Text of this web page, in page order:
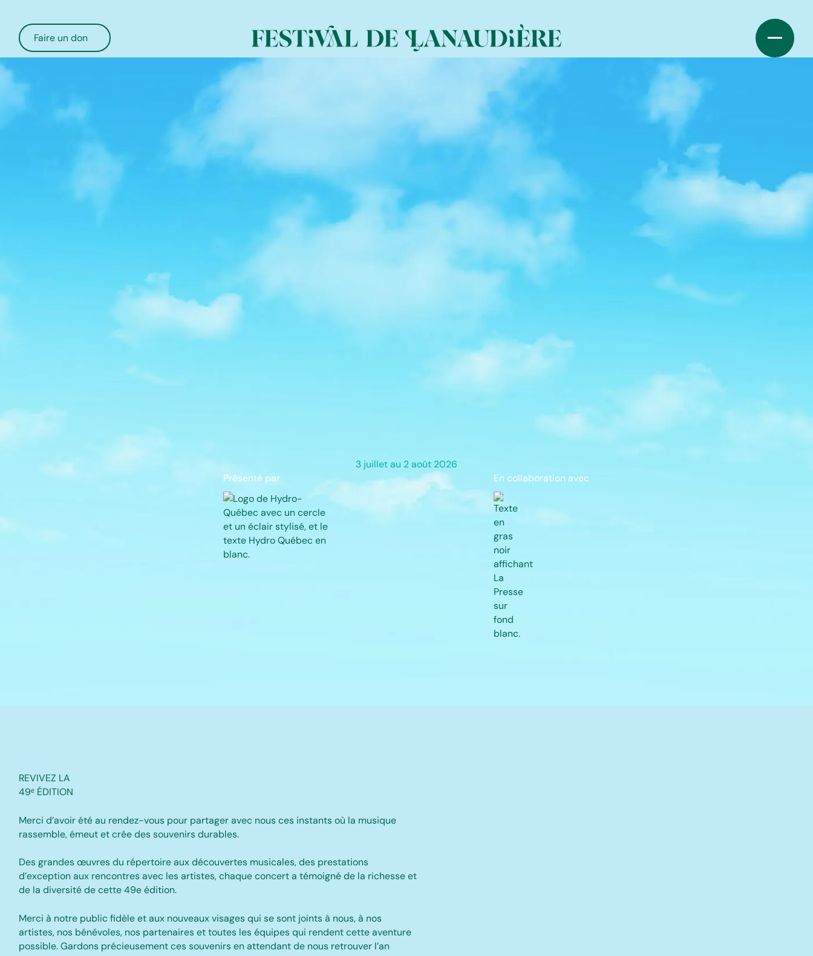
Faire un don
LE
PLUS
GRAND
FESTIVAL3 juillet au 2 août 2026
Présenté par
En collaboration avec
REVIVEZ LA
49ᵉ ÉDITION
Merci d’avoir été au rendez-vous pour partager avec nous ces instants où la musique
rassemble, émeut et crée des souvenirs durables.
Des grandes œuvres du répertoire aux découvertes musicales, des prestations
d’exception aux rencontres avec les artistes, chaque concert a témoigné de la richesse et
de la diversité de cette 49e édition.
Merci à notre public fidèle et aux nouveaux visages qui se sont joints à nous, à nos
artistes, nos bénévoles, nos partenaires et toutes les équipes qui rendent cette aventure
possible. Gardons précieusement ces souvenirs en attendant de nous retrouver l’an